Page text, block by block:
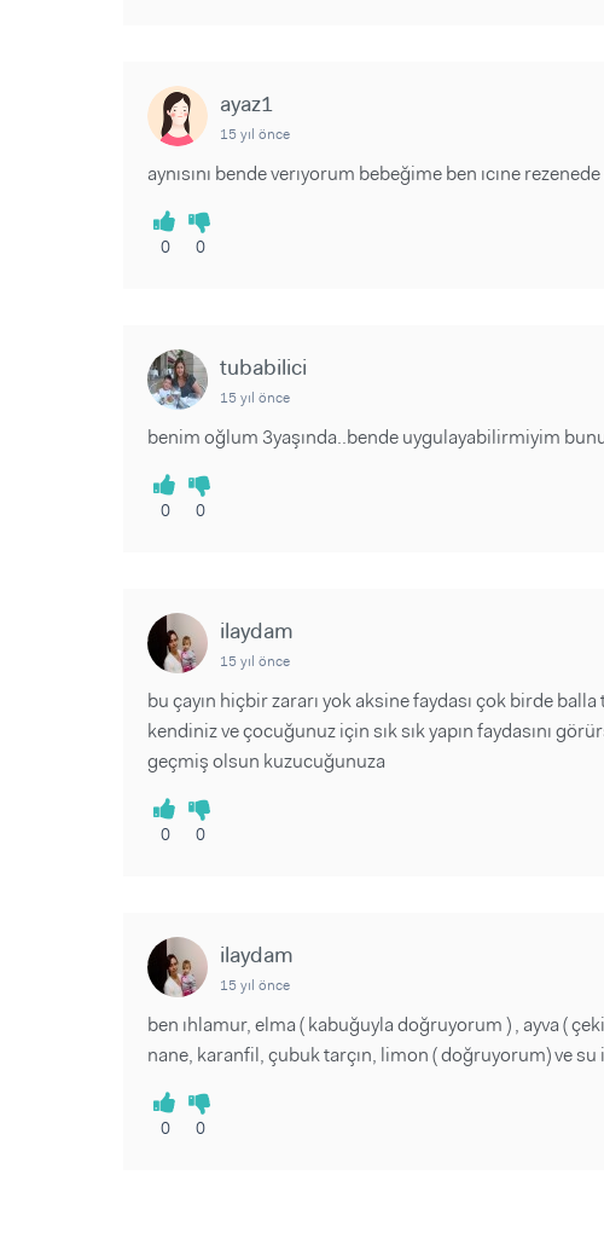
ayaz1
15 yıl önce
aynısını bende verıyorum bebeğime ben ıcıne
0 0
tubabilici
15 yıl önce
benim oğlum 3yaşında..bende uygulayabilirmiyim
0 0
ilaydam
15 yıl önce
bu çayın hiçbir zararı yok aksine faydası çok birde balla
kendiniz ve çocuğunuz için sık sık yapın faydasını
geçmiş olsun kuzucuğunuza
0 0
ilaydam
15 yıl önce
ben ıhlamur, elma ( kabuğuyla doğruyorum ) , ayva (
nane, karanfil, çubuk tarçın, limon ( doğruyorum) ve su
0 0